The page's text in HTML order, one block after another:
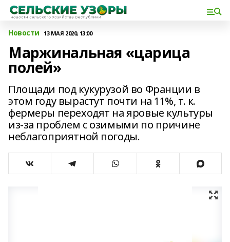
Новости 13 МАЯ 2020, 13:00
Маржинальная «царица
полей»
Площади под кукурузой во Франции в
этом году вырастут почти на 11%, т. к.
фермеры переходят на яровые культуры
из-за проблем с озимыми по причине
неблагоприятной погоды.